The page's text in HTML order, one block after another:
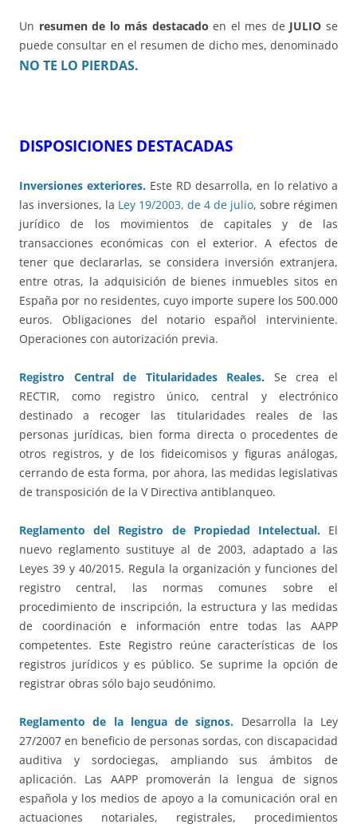
Un resumen de lo más destacado en el mes de JULIOse
puede consultar en el resumen de dicho mes, denominado
NO TE LO PIERDAS.
DISPOSICIONES DESTACADAS
Inversiones exteriores. Este RD desarrolla, en lo relativo a
las inversiones, la Ley 19/2003, de 4 de julio, sobre régimen
jurídico de los movimientos de capitales y de las
transacciones económicas con el exterior. A efectos de
tener que declararlas, se considera inversión extranjera,
entre otras, la adquisición de bienes inmuebles sitos en
España por no residentes, cuyo importe supere los 500.000
euros. Obligaciones del notario español interviniente.
Operaciones con autorización previa.
Registro Central de Titularidades Reales. Se crea el
RECTIR, como registro único, central y electrónico
destinado a recoger las titularidades reales de las
personas jurídicas, bien forma directa o procedentes de
otros registros, y de los fideicomisos y figuras análogas,
cerrando de esta forma, por ahora, las medidas legislativas
de transposición de la V Directiva antiblanqueo.
Reglamento del Registro de Propiedad Intelectual.El
nuevo reglamento sustituye al de 2003, adaptado a las
Leyes 39 y 40/2015. Regula la organización y funciones del
registro central, las normas comunes sobre el
procedimiento de inscripción, la estructura y las medidas
de coordinación e información entre todas las AAPP
competentes. Este Registro reúne características de los
registros jurídicos y es público. Se suprime la opción de
registrar obras sólo bajo seudónimo.
Reglamento de la lengua de signos. Desarrolla la Ley
27/2007 en beneficio de personas sordas, con discapacidad
auditiva y sordociegas, ampliando sus ámbitos de
aplicación. Las AAPP promoverán la lengua de signos
española y los medios de apoyo a la comunicación oral en
actuaciones notariales, registrales, procedimientos